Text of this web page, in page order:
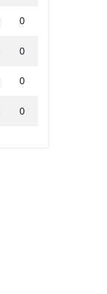
0
0
0
0